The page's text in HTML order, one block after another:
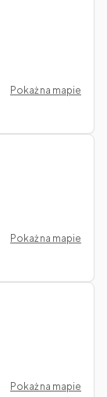
Pokaż na mapie
Pokaż na mapie
Pokaż na mapie